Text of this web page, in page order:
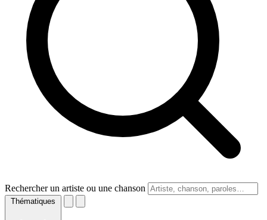
Rechercher un artiste ou une chanson
Thématiques